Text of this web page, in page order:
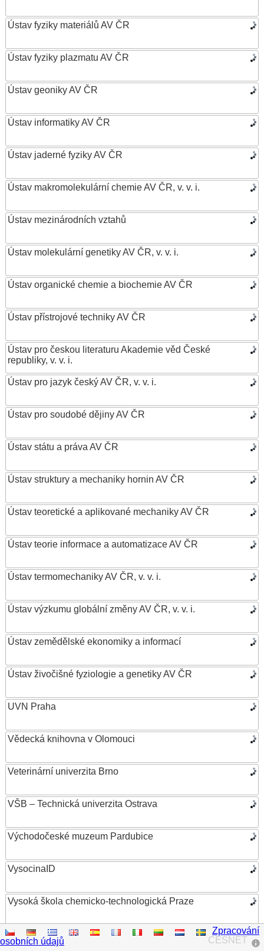
Ústav fyziky materiálů AV ČR
Ústav fyziky plazmatu AV ČR
Ústav geoniky AV ČR
Ústav informatiky AV ČR
Ústav jaderné fyziky AV ČR
Ústav makromolekulární chemie AV ČR, v. v. i.
Ústav mezinárodních vztahů
Ústav molekulární genetiky AV ČR, v. v. i.
Ústav organické chemie a biochemie AV ČR
Ústav přístrojové techniky AV ČR
Ústav pro českou literaturu Akademie věd České
republiky, v. v. i.
Ústav pro jazyk český AV ČR, v. v. i.
Ústav pro soudobé dějiny AV ČR
Ústav státu a práva AV ČR
Ústav struktury a mechaniky hornin AV ČR
Ústav teoretické a aplikované mechaniky AV ČR
Ústav teorie informace a automatizace AV ČR
Ústav termomechaniky AV ČR, v. v. i.
Ústav výzkumu globální změny AV ČR, v. v. i.
Ústav zemědělské ekonomiky a informací
Ústav živočišné fyziologie a genetiky AV ČR
UVN Praha
Vědecká knihovna v Olomouci
Veterinární univerzita Brno
VŠB – Technická univerzita Ostrava
Východočeské muzeum Pardubice
VysocinaID
Vysoká škola chemicko-technologická Praze
Vysoká škola ekonomická v Praze
CESNET
Zpracování
osobních údajů